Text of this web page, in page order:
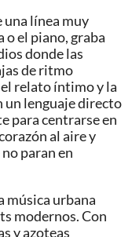
una línea muy
el piano, graba
donde las
de ritmo
relato íntimo y la
un lenguaje directo
para centrarse en
al aire y
paran en
música urbana
modernos. Con
y azoteas